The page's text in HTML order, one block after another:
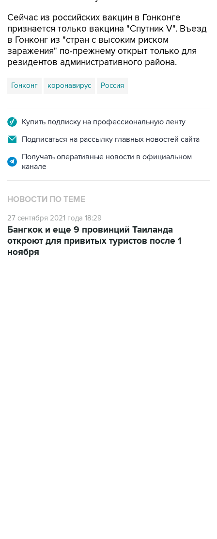
Сейчас из российских вакцин в Гонконге
признается только вакцина "Спутник V". Въезд
в Гонконг из "стран с высоким риском
заражения" по-прежнему открыт только для
резидентов административного района.
Гонконг коронавирус Россия
Купить подписку на профессиональную ленту
Подписаться на рассылку главных новостей сайта
Получать оперативные новости в официальном
канале
НОВОСТИ ПО ТЕМЕ
27 сентября 2021 года 18:29
Бангкок и еще 9 провинций Таиланда
откроют для привитых туристов после 1
ноября